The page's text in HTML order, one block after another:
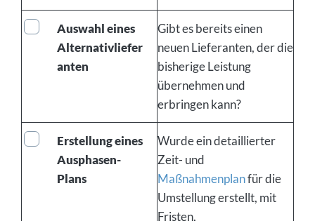
Auswahl eines
Alternativliefer
anten
Gibt es bereits einen
neuen Lieferanten, der die
bisherige Leistung
übernehmen und
erbringen kann?
Erstellung eines
Ausphasen-
Plans
Wurde ein detaillierter
Zeit- und
Maßnahmenplanfür die
Umstellung erstellt, mit
Fristen,